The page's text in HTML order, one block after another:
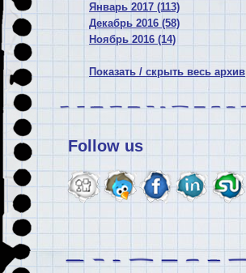
Январь 2017 (113)
Декабрь 2016 (58)
Ноябрь 2016 (14)
Показать / скрыть весь архив
Follow us